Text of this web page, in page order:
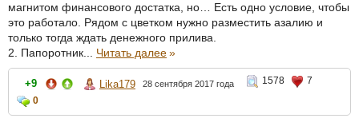
магнитом финансового достатка, но… Есть одно условие, чтобы
это работало. Рядом с цветком нужно разместить азалию и
только тогда ждать денежного прилива.
2. Папоротник... Читать далее»
+9 Lika179 28 сентября 2017 года 1578
7
0